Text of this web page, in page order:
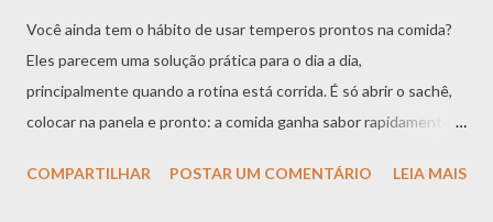
Você ainda tem o hábito de usar temperos prontos na comida?
Eles parecem uma solução prática para o dia a dia,
principalmente quando a rotina está corrida. É só abrir o sachê,
colocar na panela e pronto: a comida ganha sabor rapidamente.
sua saúde? Os temperos industrializados, como caldos em cubo,
COMPARTILHAR POSTAR UM COMENTÁRIO LEIA MAIS